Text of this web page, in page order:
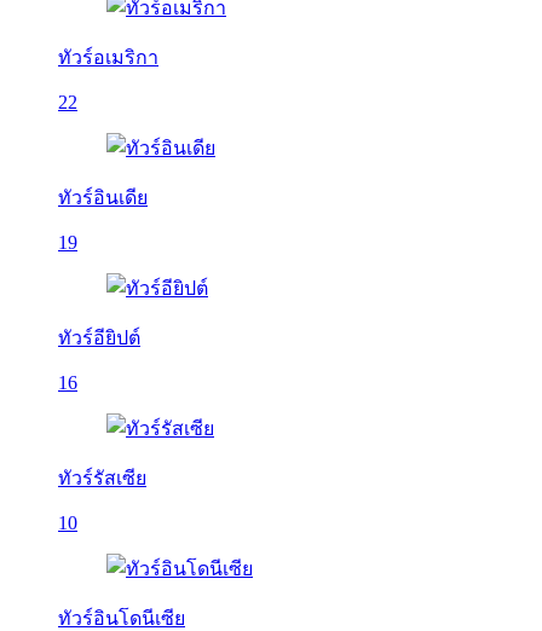
ทัวร์อเมริกา
22
ทัวร์อินเดีย
19
ทัวร์อียิปต์
16
ทัวร์รัสเซีย
10
ทัวร์อินโดนีเซีย